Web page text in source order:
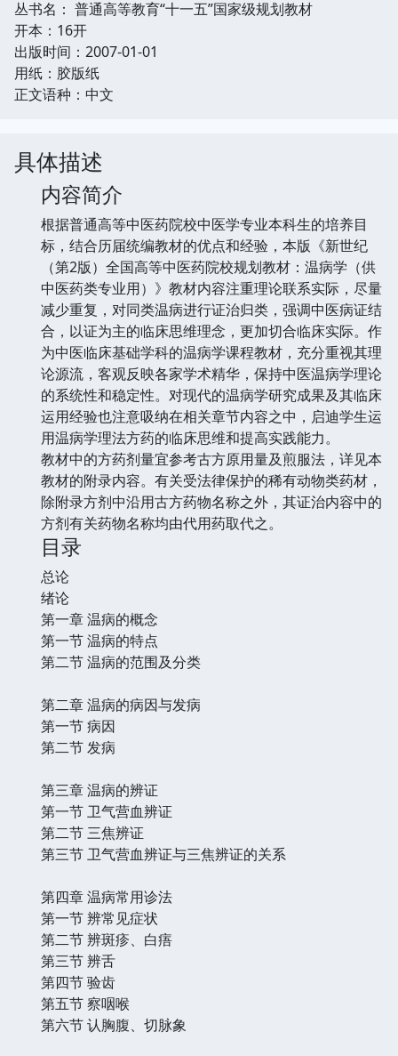
丛书名： 普通高等教育“十一五”国家级规划教材
开本：16开
出版时间：2007-01-01
用纸：胶版纸
正文语种：中文
具体描述
内容简介
根据普通高等中医药院校中医学专业本科生的培养目
标，结合历届统编教材的优点和经验，本版《新世纪
（第2版）全国高等中医药院校规划教材：温病学（供
中医药类专业用）》教材内容注重理论联系实际，尽量
减少重复，对同类温病进行证治归类，强调中医病证结
合，以证为主的临床思维理念，更加切合临床实际。作
为中医临床基础学科的温病学课程教材，充分重视其理
论源流，客观反映各家学术精华，保持中医温病学理论
的系统性和稳定性。对现代的温病学研究成果及其临床
运用经验也注意吸纳在相关章节内容之中，启迪学生运
用温病学理法方药的临床思维和提高实践能力。
教材中的方药剂量宜参考古方原用量及煎服法，详见本
教材的附录内容。有关受法律保护的稀有动物类药材，
除附录方剂中沿用古方药物名称之外，其证治内容中的
方剂有关药物名称均由代用药取代之。
目录
总论
绪论
第一章 温病的概念
第一节 温病的特点
第二节 温病的范围及分类
第二章 温病的病因与发病
第一节 病因
第二节 发病
第三章 温病的辨证
第一节 卫气营血辨证
第二节 三焦辨证
第三节 卫气营血辨证与三焦辨证的关系
第四章 温病常用诊法
第一节 辨常见症状
第二节 辨斑疹、白痦
第三节 辨舌
第四节 验齿
第五节 察咽喉
第六节 认胸腹、切脉象